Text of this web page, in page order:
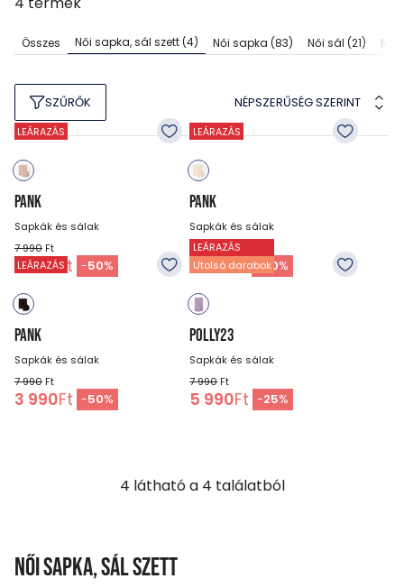
Összes Női sapka, sál szett(4) Női sapka (83) Női sál (21) Női
SZŰRŐK NÉPSZERŰSÉG SZERINT
LEÁRAZÁS
PANK
Sapkák és sálak
7 990 Ft
3 990Ft -50%
LEÁRAZÁS
PANK
Sapkák és sálak
7 990Ft
3 990Ft -50%
LEÁRAZÁS
PANK
Sapkák és sálak
7 990 Ft
3 990Ft -50%
LEÁRAZÁS
Utolsó darabok
POLLY23
Sapkák és sálak
7 990Ft
5 990Ft -25%
4 látható a 4 találatból
Női sapka, sál szett